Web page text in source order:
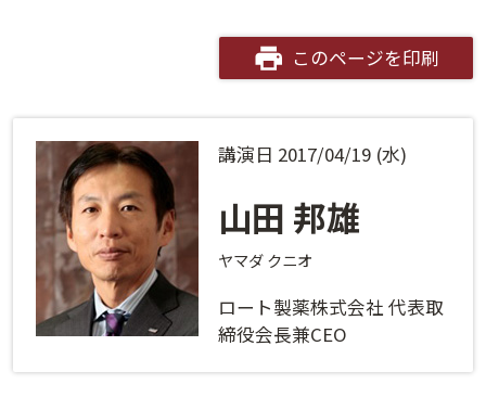
パスワード
会員番号・パスワードをお忘れの方
ログインヘルプ
ログインする
プライバシーポリシー に同意の上ご利用ください。
このページを印刷
講演日 2017/04/19 (水)
山田 邦雄
ヤマダ クニオ
ロート製薬株式会社 代表取
締役会長兼CEO
開催概要
受講料金・割引制度
活用方法
資料請求